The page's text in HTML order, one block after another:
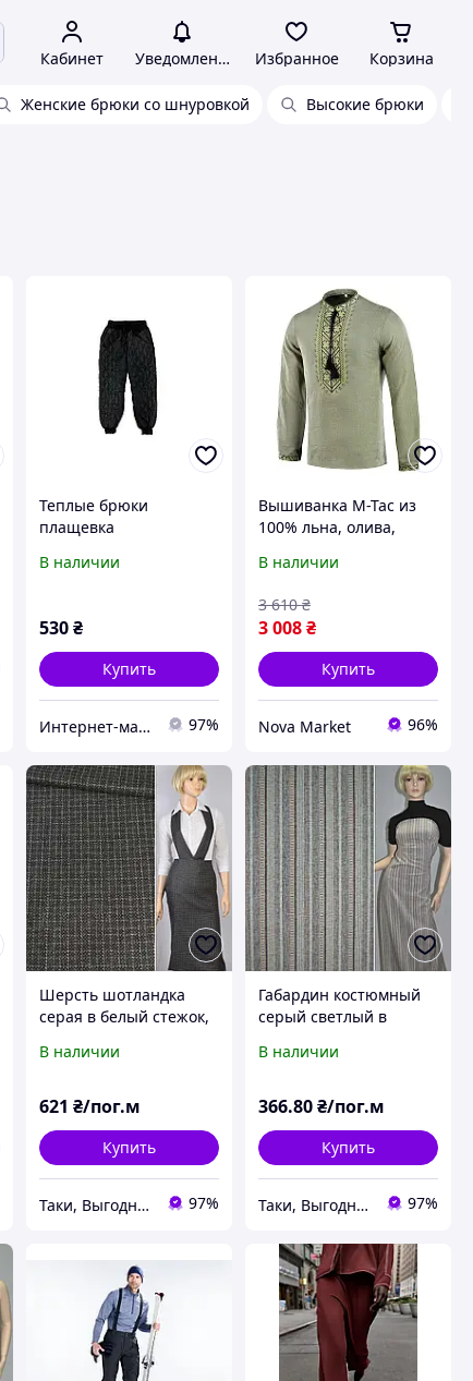
Кабинет Уведомления Избранное Корзина
Женские брюки со шнуровкой Высокие брюки
Теплые брюки
плащевка
мальчика код 0306\1
В наличии
530 ₴
Купить
Интернет-магазин "Tais kids" одежда для девочек 97%
Вышиванка M-Tac из
100% льна, олива,
легкая и стильная
В наличии
3 008₴
3 610 ₴
Купить
Nova Market 96%
Шерсть шотландка
серая в белый стежок,
В наличии
621 ₴/пог.м
Купить
Таки, Выгодный оптово-розничный интернет-магазин тканей Мегатекстиль 97%
Габардин костюмный
серый светлый в
со стежками, ш.150
В наличии
366.80₴/пог.м
Купить
Таки, Выгодный оптово-розничный интернет-магазин тканей Мегатекстиль 97%